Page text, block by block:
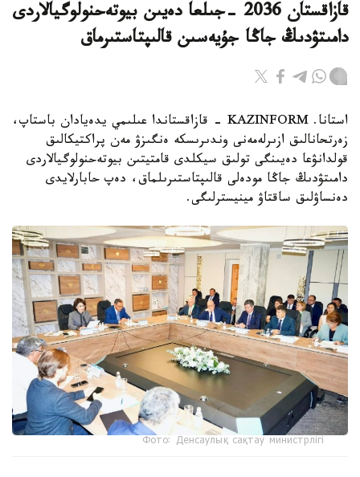
قازاقستان 2036 -جىلعا دەيىن بيوتەحنولوگيالاردى
دامىتۋدىڭ جاڭا جۇيەسىن قالىپتاستىرماق
استانا. KAZINFORM - قازاقستاندا عىلىمي يدەيادان باستاپ،
زەرتحانالىق ازىرلەمەنى وندىرىسكە ەنگىزۋ مەن پراكتيكالىق
قولدانۋعا دەيىنگى تولىق سيكلدى قامتيتىن بيوتەحنولوگيالاردى
دامىتۋدىڭ جاڭا مودەلى قالىپتاستىرىلماق، دەپ حابارلايدى
دەنساۋلىق ساقتاۋ مينيسترلىگى.
Фото: Денсаулық сақтау министрлігі